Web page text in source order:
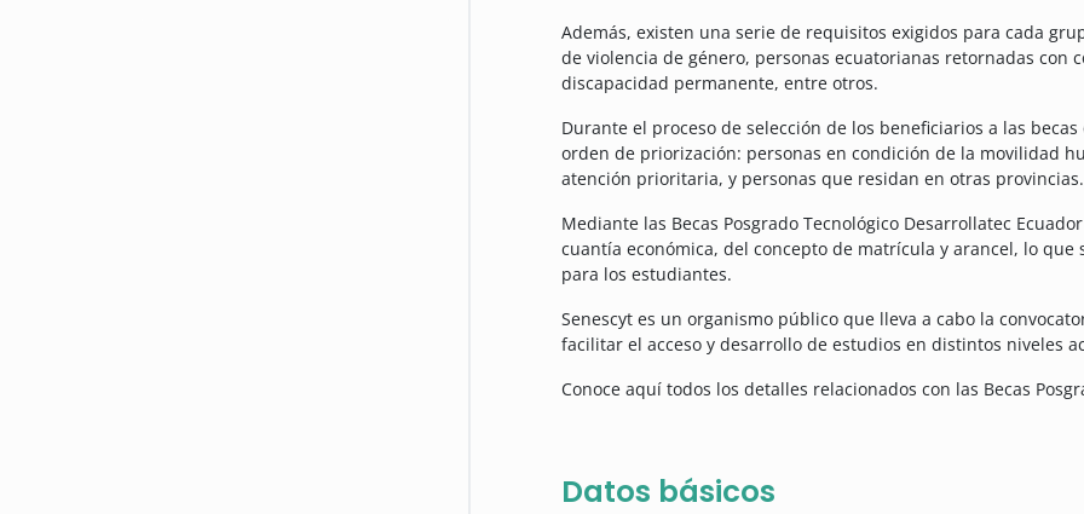
Además, existen una serie de requisitos exigidos para cada
de violencia de género, personas ecuatorianas retornadas con
discapacidad permanente, entre otros.
Durante el proceso de selección de los beneficiarios a las
orden de priorización: personas en condición de la movilidad
atención prioritaria, y personas que residan en otras provincias.
Mediante las Becas Posgrado Tecnológico Desarrollatec
cuantía económica, del concepto de matrícula y arancel, lo
para los estudiantes.
Senescyt es un organismo público que lleva a cabo la
facilitar el acceso y desarrollo de estudios en distintos niveles
Conoce aquí todos los detalles relacionados con las Becas
Datos básicos